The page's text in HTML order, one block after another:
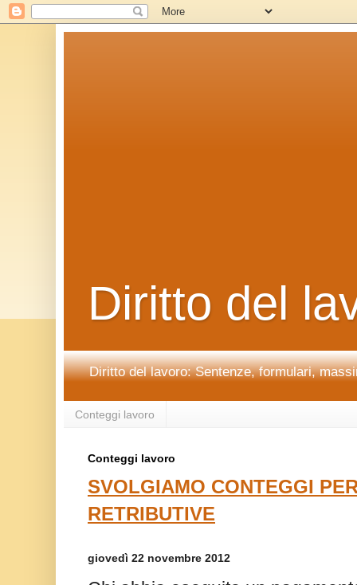
Diritto del
Diritto del lavoro: Sentenze, formulari,
Conteggi lavoro
Conteggi lavoro
SVOLGIAMO CONTEGGI
RETRIBUTIVE
giovedì 22 novembre 2012